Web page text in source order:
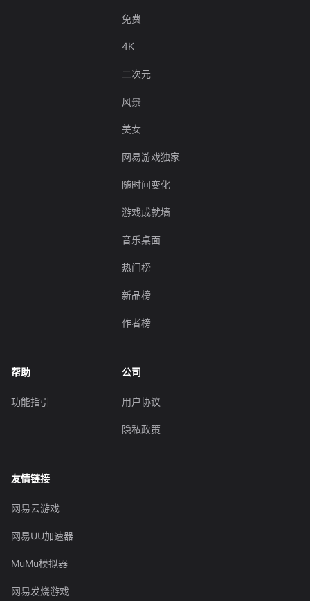
免费
4K
二次元
风景
美女
网易游戏独家
随时间变化
游戏成就墙
音乐桌面
热门榜
新品榜
作者榜
帮助
功能指引
公司
用户协议
隐私政策
友情链接
网易云游戏
网易UU加速器
MuMu模拟器
网易发烧游戏